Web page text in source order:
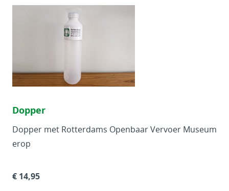
Dopper
Dopper met Rotterdams Openbaar Vervoer Museum
erop
€ 14,95